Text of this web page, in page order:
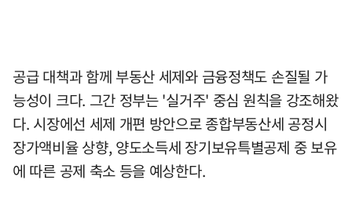
공급 대책과 함께 부동산 세제와 금융정책도 손질될 가
능성이 크다. 그간 정부는 '실거주' 중심 원칙을 강조해왔
다. 시장에선 세제 개편 방안으로 종합부동산세 공정시
장가액비율 상향, 양도소득세 장기보유특별공제 중 보유
에 따른 공제 축소 등을 예상한다.